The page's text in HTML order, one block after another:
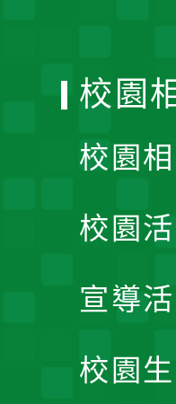
校園
校園
校園
宣導
校園